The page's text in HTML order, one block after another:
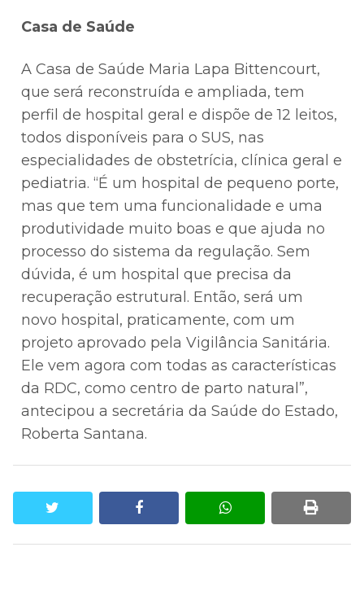
Casa de Saúde
A Casa de Saúde Maria Lapa Bittencourt,
que será reconstruída e ampliada, tem
perfil de hospital geral e dispõe de 12 leitos,
todos disponíveis para o SUS, nas
especialidades de obstetrícia, clínica geral e
pediatria. “É um hospital de pequeno porte,
mas que tem uma funcionalidade e uma
produtividade muito boas e que ajuda no
processo do sistema da regulação. Sem
dúvida, é um hospital que precisa da
recuperação estrutural. Então, será um
novo hospital, praticamente, com um
projeto aprovado pela Vigilância Sanitária.
Ele vem agora com todas as características
da RDC, como centro de parto natural”,
antecipou a secretária da Saúde do Estado,
Roberta Santana.
facebook whatsapp print